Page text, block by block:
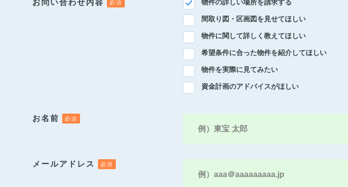
お問い合わせ内容 物件の詳しい場所を請求する
間取り図・区画図を見せてほしい
物件に関して詳しく教えてほしい
希望条件に合った物件を紹介してほしい
物件を実際に見てみたい
資金計画のアドバイスがほしい
お名前
メールアドレス